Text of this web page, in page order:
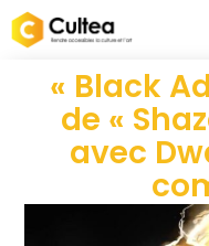
« Black
de «
avec